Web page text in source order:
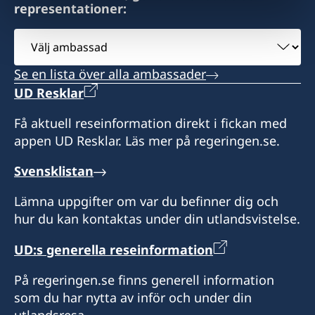
representationer:
ambassad
Se en lista över alla ambassader
UD Resklar
Få aktuell reseinformation direkt i fickan med
appen UD Resklar. Läs mer på regeringen.se.
Svensklistan
Lämna uppgifter om var du befinner dig och
hur du kan kontaktas under din utlandsvistelse.
UD:s generella reseinformation
På regeringen.se finns generell information
som du har nytta av inför och under din